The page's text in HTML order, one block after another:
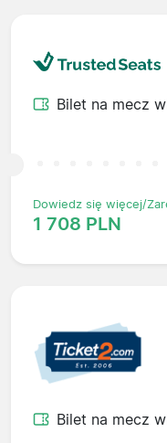
Bilet na mecz
Dowiedz się więcej/
1 708 PLN
Bilet na mecz